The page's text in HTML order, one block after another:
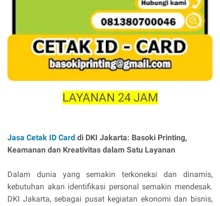
LAYANAN 24 JAM
Jasa Cetak ID Card di DKI Jakarta: Basoki Printing,
Keamanan dan Kreativitas dalam Satu Layanan
Dalam dunia yang semakin terkoneksi dan dinamis,
kebutuhan akan identifikasi personal semakin mendesak.
DKI Jakarta, sebagai pusat kegiatan ekonomi dan bisnis,